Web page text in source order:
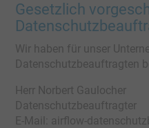
Gesetzlich
Wir haben für unser
Datenschutzbeauftragten
Herr Norbert Gaulocher
Datenschutzbeauftragter
E-Mail: airflow-